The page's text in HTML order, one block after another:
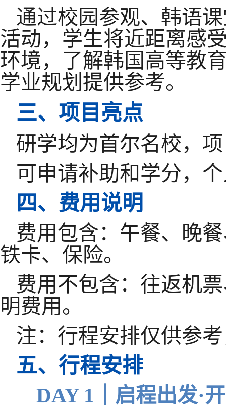
通过校园参观、韩语
活动，学生将近距离感
环境，了解韩国高等教
学业规划提供参考。
三、项目 亮点
研学均为首尔名校，
可申请补助和学分，
四、费用说明
费用包含：午餐、晚
铁卡、保险。
费用不包含：往返机
明费用。
注：行程安排仅供参
五、行程安排
DAY 1｜启程出发·